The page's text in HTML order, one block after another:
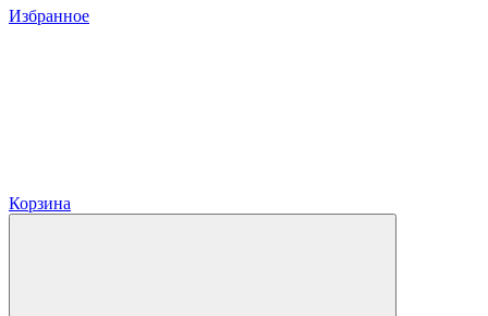
Избранное
Корзина